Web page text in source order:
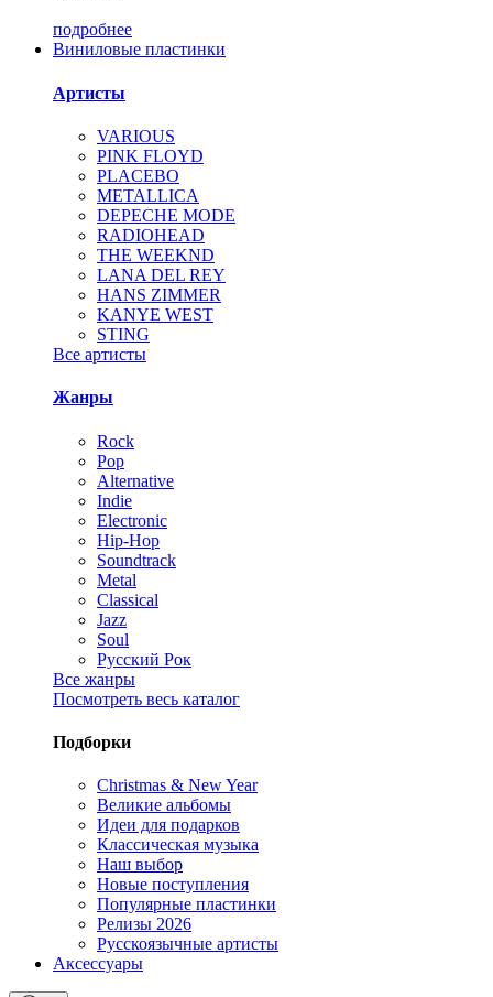
подробнее
Виниловые пластинки
Артисты
VARIOUS
PINK FLOYD
PLACEBO
METALLICA
DEPECHE MODE
RADIOHEAD
THE WEEKND
LANA DEL REY
HANS ZIMMER
KANYE WEST
STING
Все артисты
Жанры
Rock
Pop
Alternative
Indie
Electronic
Hip-Hop
Soundtrack
Metal
Classical
Jazz
Soul
Русский Рок
Все жанры
Посмотреть весь каталог
Подборки
Christmas & New Year
Великие альбомы
Идеи для подарков
Классическая музыка
Наш выбор
Новые поступления
Популярные пластинки
Релизы 2026
Русскоязычные артисты
Аксессуары